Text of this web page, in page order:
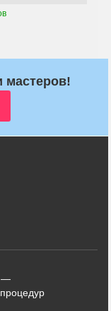
мастеров!
—